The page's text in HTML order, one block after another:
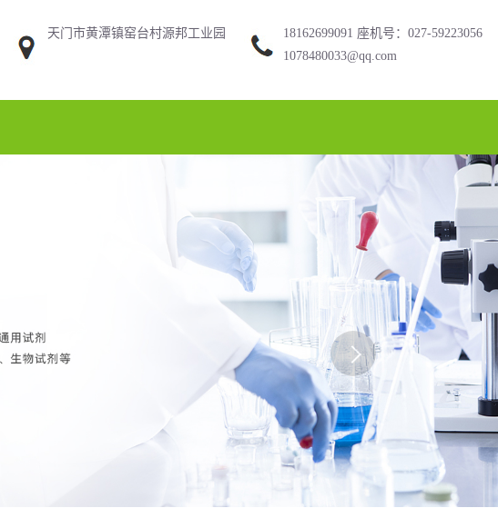
天门市黄潭镇窑台村源邦工业园
18162699091 座机号：027-59223056
1078480033@qq.com